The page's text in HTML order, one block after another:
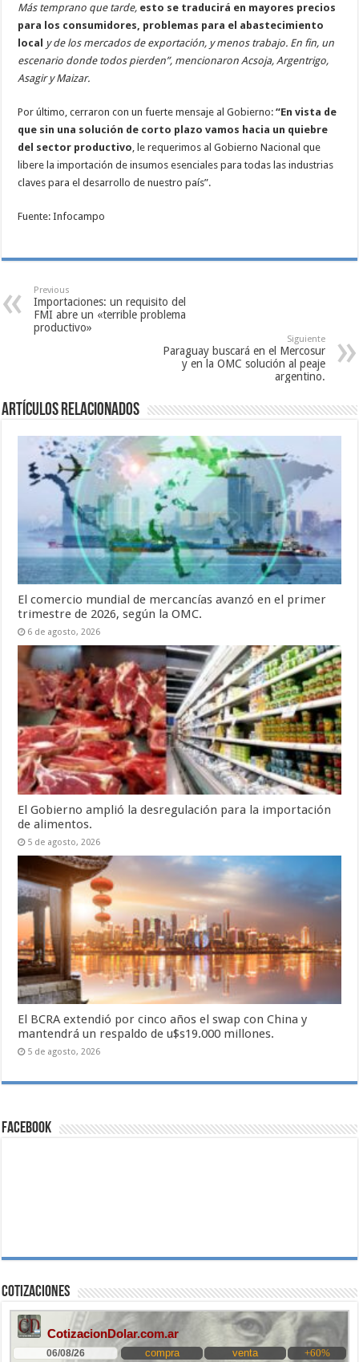
Más temprano que tarde, esto se traducirá en mayores precios
para los consumidores, problemas para el abastecimiento
local y de los mercados de exportación, y menos trabajo. En fin, un
escenario donde todos pierden”, mencionaron Acsoja, Argentrigo,
Asagir y Maizar.
Por último, cerraron con un fuerte mensaje al Gobierno:“En vista de
que sin una solución de corto plazo vamos hacia un quiebre
del sector productivo , le requerimos al Gobierno Nacional que
libere la importación de insumos esenciales para todas las industrias
claves para el desarrollo de nuestro país”.
Fuente: Infocampo
Previous
Importaciones: un requisito del
FMI abre un «terrible problema
productivo»
Siguiente
Paraguay buscará en el Mercosur
y en la OMC solución al peaje
argentino.
Artículos relacionados
El comercio mundial de mercancías avanzó en el primer
trimestre de 2026, según la OMC.
6 de agosto, 2026
El Gobierno amplió la desregulación para la importación
de alimentos.
5 de agosto, 2026
El BCRA extendió por cinco años el swap con China y
mantendrá un respaldo de u$s19.000 millones.
5 de agosto, 2026
Facebook
Cotizaciones